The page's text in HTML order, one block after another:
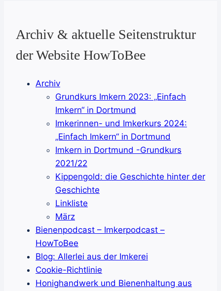
Archiv & aktuelle Seitenstruktur
der Website HowToBee
Archiv
Grundkurs Imkern 2023: „Einfach
Imkern“ in Dortmund
Imkerinnen- und Imkerkurs 2024:
„Einfach Imkern“ in Dortmund
Imkern in Dortmund -Grundkurs
2021/22
Kippengold: die Geschichte hinter der
Geschichte
Linkliste
März
Bienenpodcast – Imkerpodcast –
HowToBee
Blog: Allerlei aus der Imkerei
Cookie-Richtlinie
Honighandwerk und Bienenhaltung aus